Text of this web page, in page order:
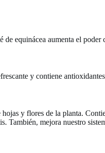
de equinácea aumenta el
y contiene
hojas y flores de la planta.
También, mejora nuestro